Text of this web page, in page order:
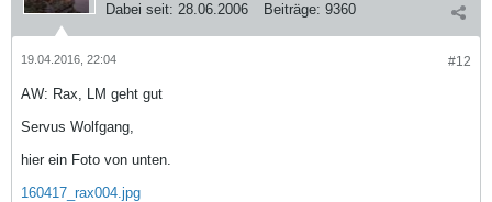
Dabei seit: 28.06.2006 Beiträge: 9360
#12
19.04.2016, 22:04
AW: Rax, LM geht gut
Servus Wolfgang,
hier ein Foto von unten.
160417_rax004.jpg